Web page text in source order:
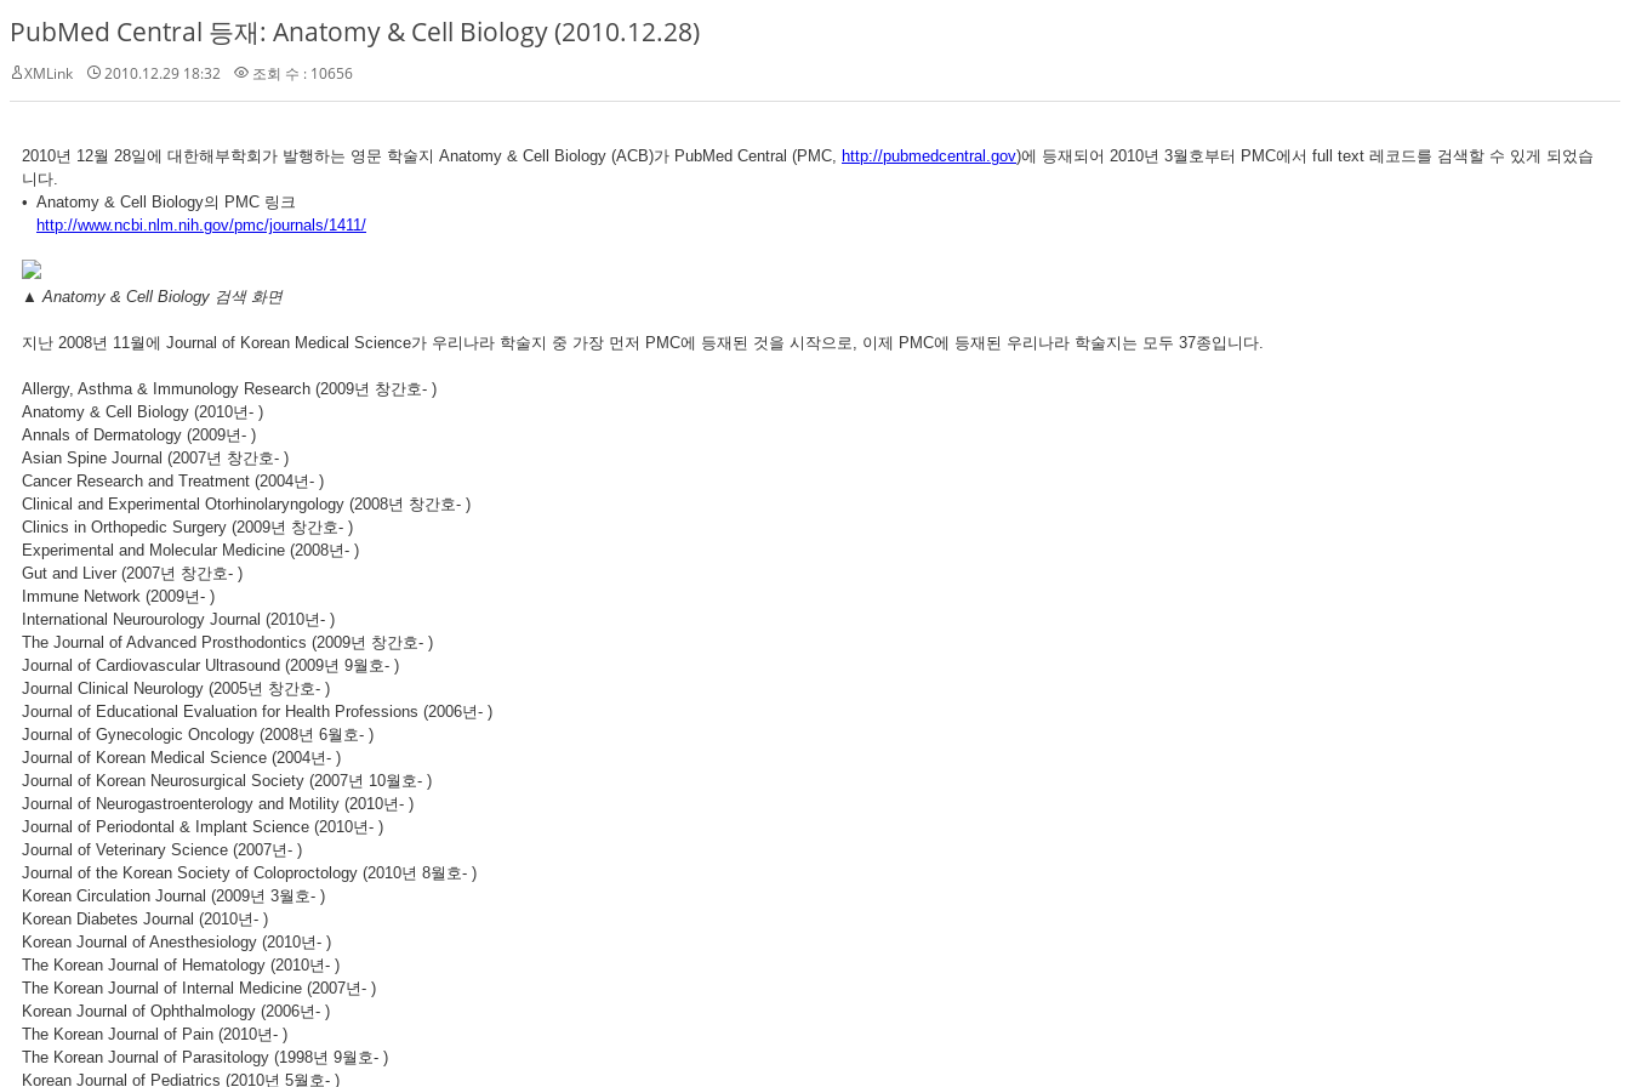
PubMed Central 등재: Anatomy & Cell Biology (2010.12.28)
XMLink 2010.12.29 18:32 조회 수 : 10656
2010년 12월 28일에 대한해부학회가 발행하는 영문 학술지 Anatomy & Cell Biology (ACB)가 PubMed Central (PMC, http://pubmedcentral.gov)에 등재되어 2010년 3월호부터 PMC에서 full text 레코드를 검색할 수 있게 되었습
니다.
• Anatomy & Cell Biology의 PMC 링크
http://www.ncbi.nlm.nih.gov/pmc/journals/1411/
▲ Anatomy & Cell Biology 검색 화면
지난 2008년 11월에 Journal of Korean Medical Science가 우리나라 학술지 중 가장 먼저 PMC에 등재된 것을 시작으로, 이제 PMC에 등재된 우리나라 학술지는 모두 37종입니다.
Allergy, Asthma & Immunology Research (2009년 창간호- )
Anatomy & Cell Biology (2010년- )
Annals of Dermatology (2009년- )
Asian Spine Journal (2007년 창간호- )
Cancer Research and Treatment (2004년- )
Clinical and Experimental Otorhinolaryngology (2008년 창간호- )
Clinics in Orthopedic Surgery (2009년 창간호- )
Experimental and Molecular Medicine (2008년- )
Gut and Liver (2007년 창간호- )
Immune Network (2009년- )
International Neurourology Journal (2010년- )
The Journal of Advanced Prosthodontics (2009년 창간호- )
Journal of Cardiovascular Ultrasound (2009년 9월호- )
Journal Clinical Neurology (2005년 창간호- )
Journal of Educational Evaluation for Health Professions (2006년- )
Journal of Gynecologic Oncology (2008년 6월호- )
Journal of Korean Medical Science (2004년- )
Journal of Korean Neurosurgical Society (2007년 10월호- )
Journal of Neurogastroenterology and Motility (2010년- )
Journal of Periodontal & Implant Science (2010년- )
Journal of Veterinary Science (2007년- )
Journal of the Korean Society of Coloproctology (2010년 8월호- )
Korean Circulation Journal (2009년 3월호- )
Korean Diabetes Journal (2010년- )
Korean Journal of Anesthesiology (2010년- )
The Korean Journal of Hematology (2010년- )
The Korean Journal of Internal Medicine (2007년- )
Korean Journal of Ophthalmology (2006년- )
The Korean Journal of Pain (2010년- )
The Korean Journal of Parasitology (1998년 9월호- )
Korean Journal of Pediatrics (2010년 5월호- )